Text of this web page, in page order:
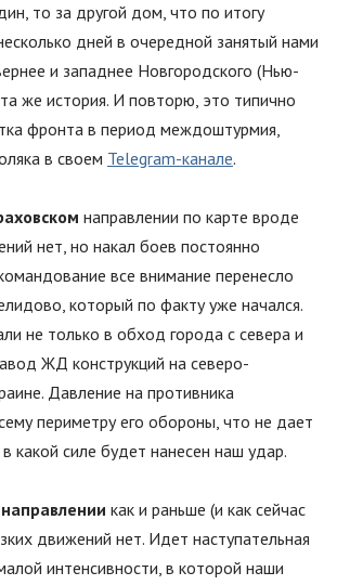
то за другой дом, что по итогу
дней в очередной занятый нами
и западнее Новгородского (Нью-
же история. И повторю, это типично
фронта в период междоштурмия,
в своем Telegram-канале.
направлении по карте вроде
нет, но накал боев постоянно
все внимание перенесло
который по факту уже начался.
не только в обход города с севера и
ЖД конструкций на северо-
Давление на противника
периметру его обороны, что не дает
какой силе будет нанесен наш удар.
как и раньше (и как сейчас
движений нет. Идет наступательная
интенсивности, в которой наши